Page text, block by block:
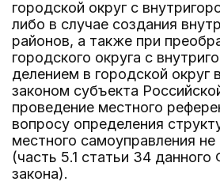
городской округ с
либо в случае создания
районов, а также при
городского округа с
делением в городской округ
законом субъекта
проведение местного
вопросу определения
местного самоуправления не
(часть 5.1 статьи 34 данного
закона).